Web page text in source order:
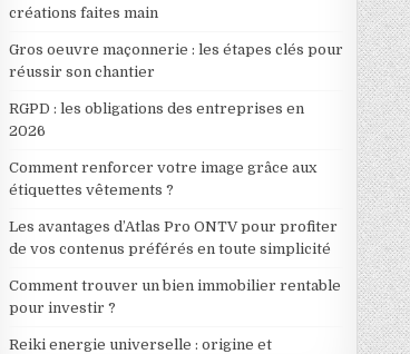
créations faites main
Gros oeuvre maçonnerie : les étapes clés pour
réussir son chantier
RGPD : les obligations des entreprises en
2026
Comment renforcer votre image grâce aux
étiquettes vêtements ?
Les avantages d’Atlas Pro ONTV pour profiter
de vos contenus préférés en toute simplicité
Comment trouver un bien immobilier rentable
pour investir ?
Reiki energie universelle : origine et